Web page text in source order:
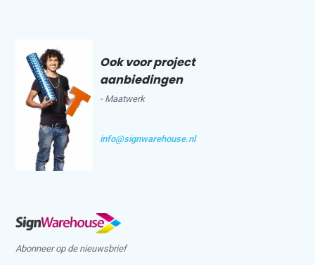
Ook voor project
aanbiedingen
- Maatwerk
info@signwarehouse.nl
Abonneer op de nieuwsbrief